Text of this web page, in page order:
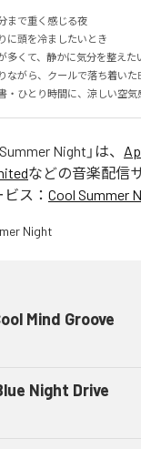
まで重く感じる夜
に頭を冷ましたいとき
多くて、静かに気分を整えた
ながら、クールで落ち着いた
・ひとり時間に、涼しい空
Night 」は、
などの音楽配信
ス： Cool Summer
Mind Groove
Night Drive